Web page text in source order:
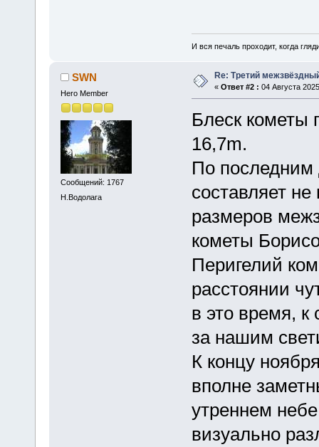
И вся печаль проходит, когда
SWN
Hero Member
Сообщений: 1767
Н.Водолага
Re: Третий
« Ответ #2 : 04 Августа
Блеск кометы
16,7m.
По
составляет
размеров
кометы
Перигелий
расстоянии
в это время, к
за нашим
К концу
вполне
утреннем
визуально